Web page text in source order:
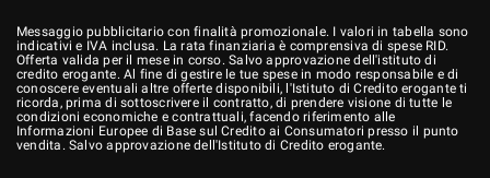
Messaggio pubblicitario con finalità promozionale. I valori in tabella sono
indicativi e IVA inclusa. La rata finanziaria è comprensiva di spese RID.
Offerta valida per il mese in corso. Salvo approvazione dell'istituto di
credito erogante. Al fine di gestire le tue spese in modo responsabile e di
conoscere eventuali altre offerte disponibili, l'Istituto di Credito erogante ti
ricorda, prima di sottoscrivere il contratto, di prendere visione di tutte le
condizioni economiche e contrattuali, facendo riferimento alle
Informazioni Europee di Base sul Credito ai Consumatori presso il punto
vendita. Salvo approvazione dell'Istituto di Credito erogante.